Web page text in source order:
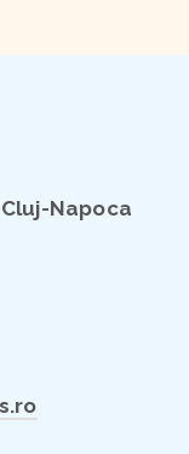
Napoca